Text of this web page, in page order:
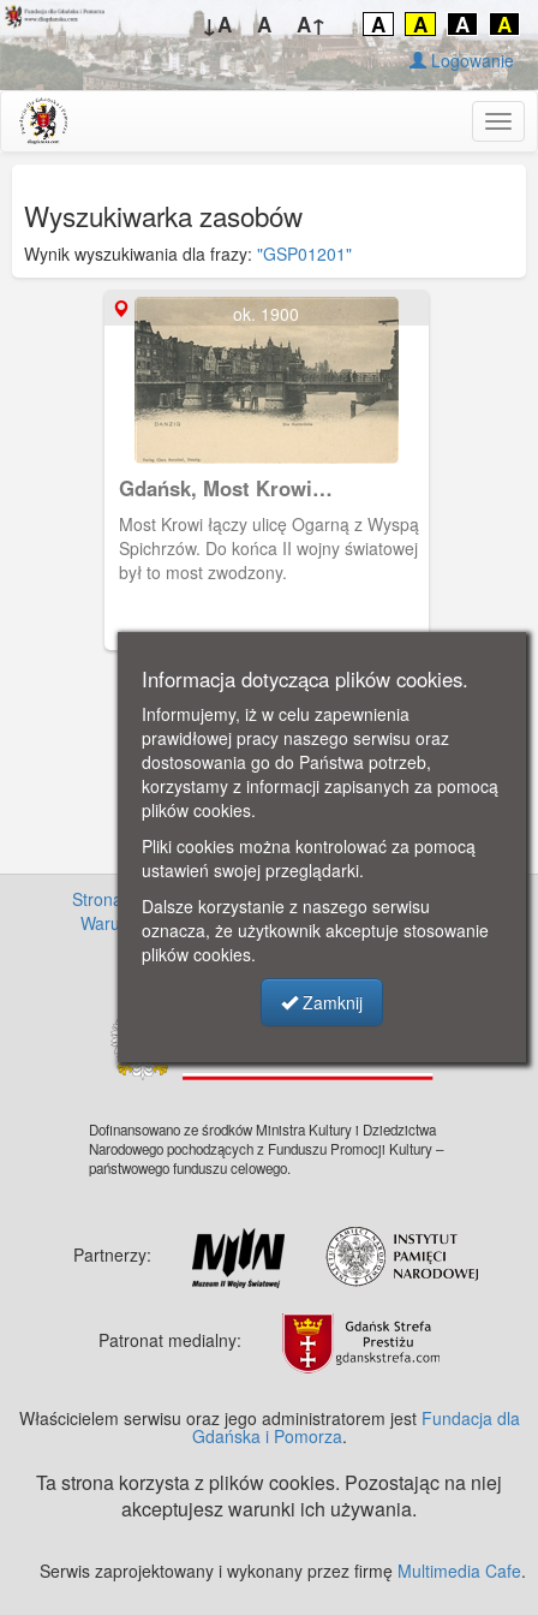
↓A A A↑ A A A A
Logowanie
Wyszukiwarka zasobów
Wynik wyszukiwania dla frazy: "GSP01201"
ok. 1900
Gdańsk, Most Krowi
(Kuhbrucke)
Most Krowi łączy ulicę Ogarną z Wyspą
Spichrzów. Do końca II wojny światowej
był to most zwodzony.
Strona główna · Informacje o projekcie · Cennik
Warunki używania zasobów
· Kontakt ·
Regulamin
serwisu
· Polityka prywatności
Dofinansowano ze środków Ministra Kultury i Dziedzictwa
Narodowego pochodzących z Funduszu Promocji Kultury –
państwowego funduszu celowego.
Partnerzy:
Patronat medialny:
Właścicielem serwisu oraz jego administratorem jest Fundacja dla
Gdańska i Pomorza.
Ta strona korzysta z plików cookies. Pozostając na niej
akceptujesz warunki ich używania.
Serwis zaprojektowany i wykonany przez firmę Multimedia Cafe.
Informacja dotycząca plików cookies.
Informujemy, iż w celu zapewnienia
prawidłowej pracy naszego serwisu oraz
dostosowania go do Państwa potrzeb,
korzystamy z informacji zapisanych za pomocą
plików cookies.
Pliki cookies można kontrolować za pomocą
ustawień swojej przeglądarki.
Dalsze korzystanie z naszego serwisu
oznacza, że użytkownik akceptuje stosowanie
plików cookies.
Zamknij